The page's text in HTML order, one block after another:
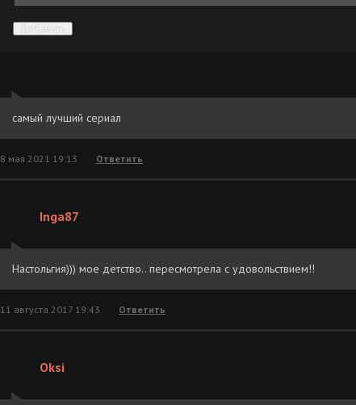
Добавить
самый лучший сериал
8 мая 2021 19:13 Ответить
Inga87
Настольгия))) мое детство.. пересмотрела с удовольствием!!
11 августа 2017 19:43 Ответить
Oksi